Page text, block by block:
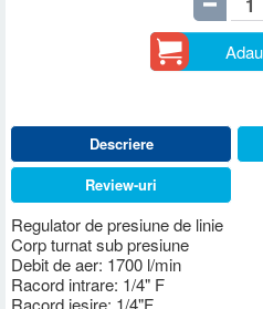
Descriere
Regulator de presiune de linie
Corp turnat sub presiune
Debit de aer: 1700 l/min
Racord intrare: 1/4" F
Racord iesire: 1/4"F
Review-uri